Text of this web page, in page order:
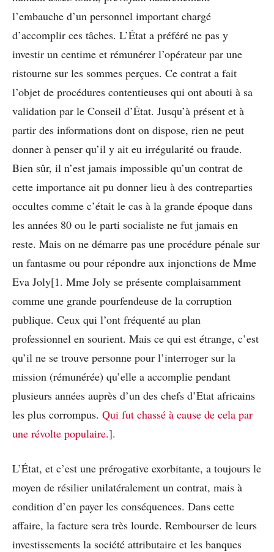
l’embauche d’un personnel important chargé
d’accomplir ces tâches. L’État a préféré ne pas y
investir un centime et rémunérer l’opérateur par une
ristourne sur les sommes perçues. Ce contrat a fait
l’objet de procédures contentieuses qui ont abouti à sa
validation par le Conseil d’État. Jusqu’à présent et à
partir des informations dont on dispose, rien ne peut
donner à penser qu’il y ait eu irrégularité ou fraude.
Bien sûr, il n’est jamais impossible qu’un contrat de
cette importance ait pu donner lieu à des contreparties
occultes comme c’était le cas à la grande époque dans
les années 80 ou le parti socialiste ne fut jamais en
reste. Mais on ne démarre pas une procédure pénale sur
un fantasme ou pour répondre aux injonctions de Mme
Eva Joly[1. Mme Joly se présente complaisamment
comme une grande pourfendeuse de la corruption
publique. Ceux qui l’ont fréquenté au plan
professionnel en sourient. Mais ce qui est étrange, c’est
qu’il ne se trouve personne pour l’interroger sur la
mission (rémunérée) qu’elle a accomplie pendant
plusieurs années auprès d’un des chefs d’Etat africains
les plus corrompus. Qui fut chassé à cause de cela par
une révolte populaire.].
L’État, et c’est une prérogative exorbitante, a toujours le
moyen de résilier unilatéralement un contrat, mais à
condition d’en payer les conséquences. Dans cette
affaire, la facture sera très lourde. Rembourser de leurs
investissements la société attributaire et les banques